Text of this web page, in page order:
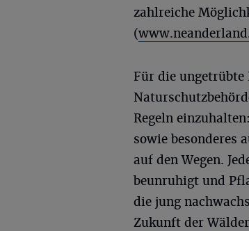
zahlreiche
(
Für die
Regeln
sowie besonderes
auf den Wegen.
beunruhigt und
die jung
Zukunft der